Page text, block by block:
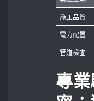
施工品質
電力配置
管道檢查
專